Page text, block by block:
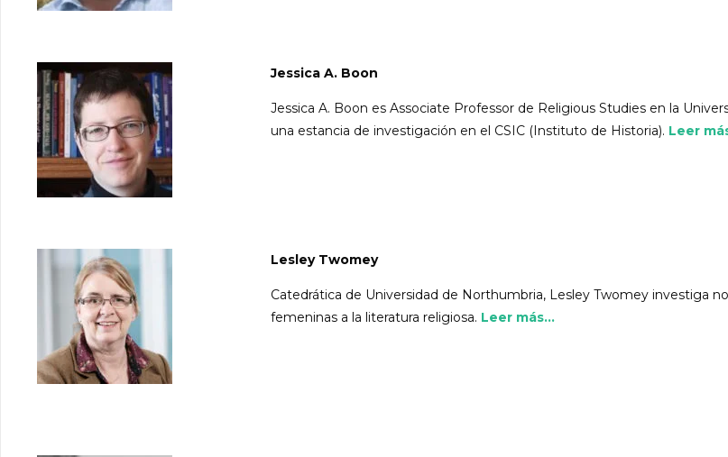
Jessica A. Boon
Jessica A. Boon es Associate Professor de Religious Studies en la
una estancia de investigación en el CSIC (Instituto de Historia). Leer
Lesley Twomey
Catedrática de Universidad de Northumbria, Lesley Twomey investiga
femeninas a la literatura religiosa. Leer más...